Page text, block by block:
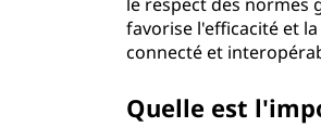
favorise l'efficacité et
connecté et
Quelle est